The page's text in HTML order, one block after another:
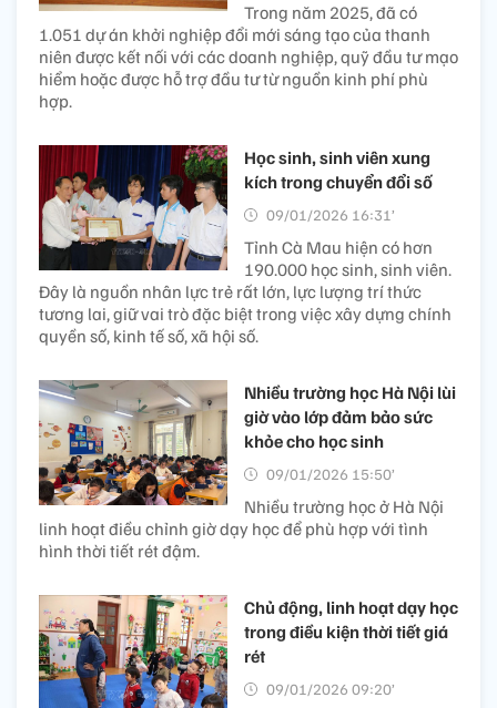
Trong năm 2025, đã có
1.051 dự án khởi nghiệp đổi mới sáng tạo của thanh
niên được kết nối với các doanh nghiệp, quỹ đầu tư mạo
hiểm hoặc được hỗ trợ đầu tư từ nguồn kinh phí phù
hợp.
Học sinh, sinh viên xung
kích trong chuyển đổi số
09/01/2026 16:31’
Tỉnh Cà Mau hiện có hơn
190.000 học sinh, sinh viên.
Đây là nguồn nhân lực trẻ rất lớn, lực lượng trí thức
tương lai, giữ vai trò đặc biệt trong việc xây dựng chính
quyền số, kinh tế số, xã hội số.
Nhiều trường học Hà Nội lùi
giờ vào lớp đảm bảo sức
khỏe cho học sinh
09/01/2026 15:50’
Nhiều trường học ở Hà Nội
linh hoạt điều chỉnh giờ dạy học để phù hợp với tình
hình thời tiết rét đậm.
Chủ động, linh hoạt dạy học
trong điều kiện thời tiết giá
rét
09/01/2026 09:20’